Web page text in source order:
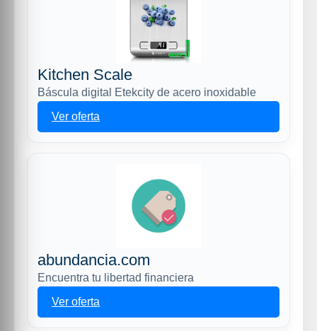
Kitchen Scale
Báscula digital Etekcity de acero inoxidable
Ver oferta
abundancia.com
Encuentra tu libertad financiera
Ver oferta